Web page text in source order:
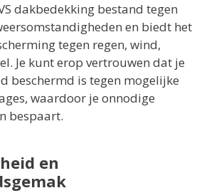
dakbedekking bestand tegen
en biedt het
tegen regen, wind,
Je kunt erop vertrouwen dat je
beschermd is tegen mogelijke
waardoor je onnodige
bespaart.
en